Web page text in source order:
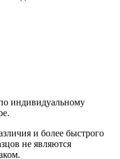
индивидуальному
и более быстрого
не являются